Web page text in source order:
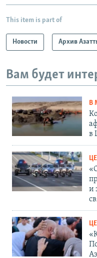
This item is part of
Новости Архив
Вам будет
В
в
и